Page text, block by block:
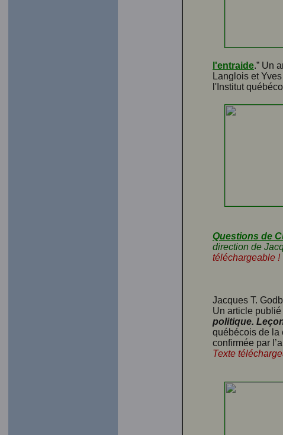
l'entraide.” Un
Langlois et
l'Institut
Questions de
direction de
téléchargeable !
Jacques T.
Un article publié
politique.
québécois de la
confirmée par
Texte